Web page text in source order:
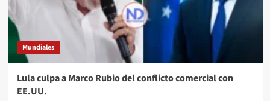
Mundiales
Lula culpa a Marco Rubio del conflicto comercial con
EE.UU.